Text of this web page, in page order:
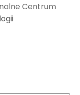
Centrum